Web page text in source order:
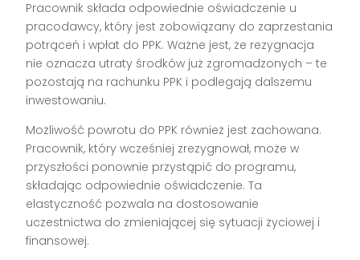
Pracownik składa odpowiednie oświadczenie u
pracodawcy, który jest zobowiązany do zaprzestania
potrąceń i wpłat do PPK. Ważne jest, że rezygnacja
nie oznacza utraty środków już zgromadzonych – te
pozostają na rachunku PPK i podlegają dalszemu
inwestowaniu.
Możliwość powrotu do PPK również jest zachowana.
Pracownik, który wcześniej zrezygnował, może w
przyszłości ponownie przystąpić do programu,
składając odpowiednie oświadczenie. Ta
elastyczność pozwala na dostosowanie
uczestnictwa do zmieniającej się sytuacji życiowej i
finansowej.